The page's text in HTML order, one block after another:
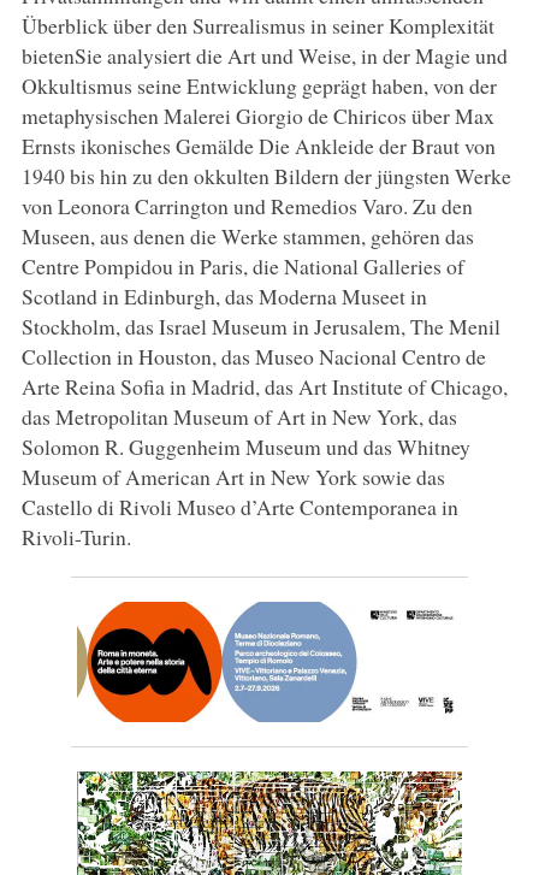
Überblick über den Surrealismus in seiner Komplexität
bietenSie analysiert die Art und Weise, in der Magie und
Okkultismus seine Entwicklung geprägt haben, von der
metaphysischen Malerei Giorgio de Chiricos über Max
Ernsts ikonisches Gemälde Die Ankleide der Braut von
1940 bis hin zu den okkulten Bildern der jüngsten Werke
von Leonora Carrington und Remedios Varo. Zu den
Museen, aus denen die Werke stammen, gehören das
Centre Pompidou in Paris, die National Galleries of
Scotland in Edinburgh, das Moderna Museet in
Stockholm, das Israel Museum in Jerusalem, The Menil
Collection in Houston, das Museo Nacional Centro de
Arte Reina Sofia in Madrid, das Art Institute of Chicago,
das Metropolitan Museum of Art in New York, das
Solomon R. Guggenheim Museum und das Whitney
Museum of American Art in New York sowie das
Castello di Rivoli Museo d’Arte Contemporanea in
Rivoli-Turin.